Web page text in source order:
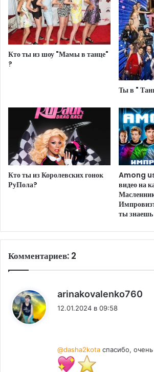
Кто ты из шоу "Мамы в танце"
?
Ты в "
Кто ты из Королевских гонок
РуПола?
Among us
видео на
ты знаешь
Комментариев: 2
arinakovalenko760
12.01.2024 в 09:58
@dasha2kota спасибо,